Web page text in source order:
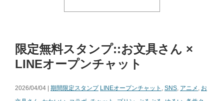
限定無料スタンプ::お文具さん ×
LINEオープンチャット
2026/04/04 | 期間限定スタンプ LINEオープンチャット , SNS, アニメ , お